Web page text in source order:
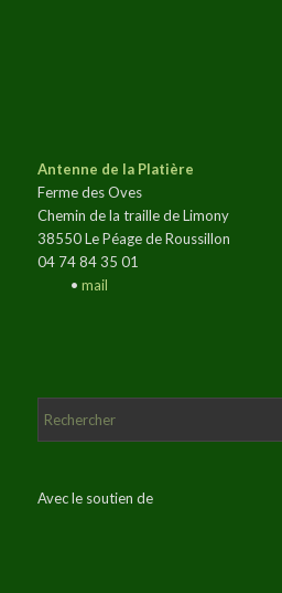
Antenne de la Platière
Ferme des Oves
Chemin de la traille de Limony
38550 Le Péage de Roussillon
04 74 84 35 01
• mail
Avec le soutien de